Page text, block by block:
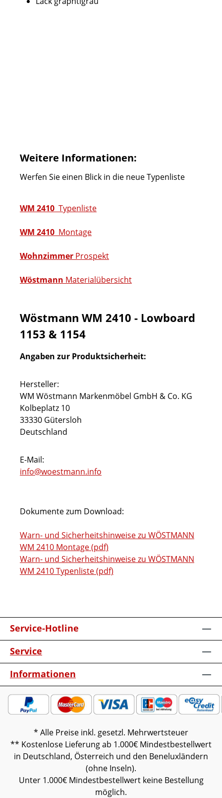
Weitere Informationen:
Werfen Sie einen Blick in die neue Typenliste
WM 2410 Typenliste
WM 2410 Montage
Wohnzimmer Prospekt
Wöstmann Materialübersicht
Wöstmann WM 2410 - Lowboard
1153 & 1154
Angaben zur Produktsicherheit:
Hersteller:
WM Wöstmann Markenmöbel GmbH & Co. KG
Kolbeplatz 10
33330 Gütersloh
Deutschland
E-Mail:
info@woestmann.info
Dokumente zum Download:
Warn- und Sicherheitshinweise zu WÖSTMANN
WM 2410 Montage (pdf)
Warn- und Sicherheitshinweise zu WÖSTMANN
WM 2410 Typenliste (pdf)
Service-Hotline
Service
Informationen
* Alle Preise inkl. gesetzl. Mehrwertsteuer
** Kostenlose Lieferung ab 1.000€ Mindestbestellwert
in Deutschland, Österreich und den Beneluxländern
(ohne Inseln).
Unter 1.000€ Mindestbestellwert keine Bestellung
möglich.